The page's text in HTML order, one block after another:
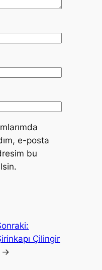
e-posta
bu
Çilingir
→